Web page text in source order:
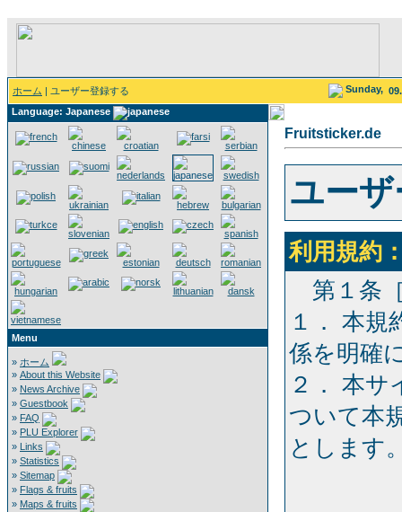
ホーム | ユーザー登録する Sunday,
Language: Japanese
Menu
» ホーム
» About this Website
» News Archive
» Guestbook
» FAQ
» PLU Explorer
» Links
» Statistics
» Sitemap
» Flags & fruits
» Maps & fruits
Fruitsticker.de
ユー
利用規約
第１条
１． 本規
係を明確
２． 本
ついて本
とします